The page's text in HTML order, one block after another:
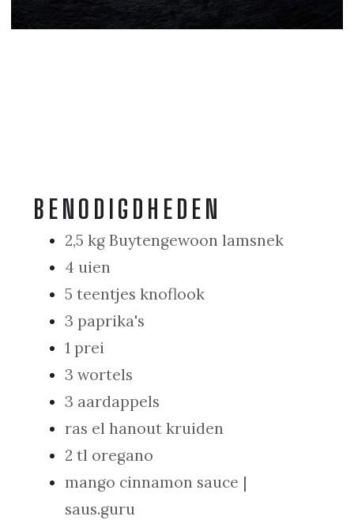
BENODIGDHEDEN
2,5 kg Buytengewoon lamsnek
4 uien
5 teentjes knoflook
3 paprika's
1 prei
3 wortels
3 aardappels
ras el hanout kruiden
2 tl oregano
mango cinnamon sauce |
saus.guru